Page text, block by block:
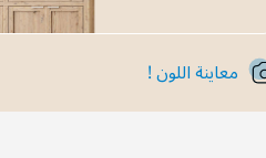
معاينة اللون !